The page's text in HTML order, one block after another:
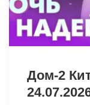
Дом-2